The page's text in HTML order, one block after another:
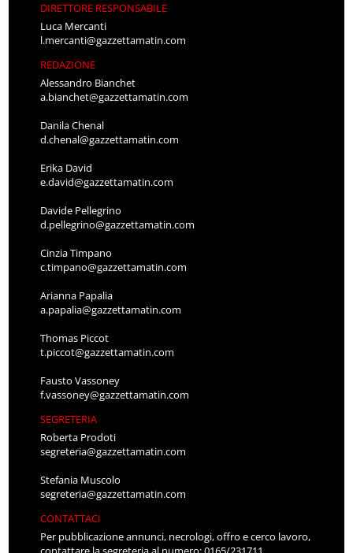
Luca Mercanti
l.mercanti@gazzettamatin.com
REDAZIONE
Alessandro Bianchet
a.bianchet@gazzettamatin.com
Danila Chenal
d.chenal@gazzettamatin.com
Erika David
e.david@gazzettamatin.com
Davide Pellegrino
d.pellegrino@gazzettamatin.com
Cinzia Timpano
c.timpano@gazzettamatin.com
Arianna Papalia
a.papalia@gazzettamatin.com
Thomas Piccot
t.piccot@gazzettamatin.com
Fausto Vassoney
f.vassoney@gazzettamatin.com
SEGRETERIA
Roberta Prodoti
segreteria@gazzettamatin.com
Stefania Muscolo
segreteria@gazzettamatin.com
CONTATTACI
Per pubblicazione annunci, necrologi, offro e cerco lavoro,
contattare la segreteria al numero: 0165/231711